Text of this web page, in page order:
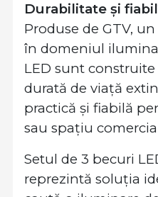
Durabilitate și
Produse de GTV,
în domeniul
LED sunt construite
durată de viață
practică și fiabilă
sau spațiu
Setul de 3 becuri
reprezintă soluția